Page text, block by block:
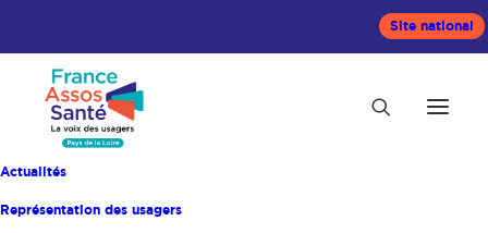
Site national
Actualités
Représentation des usagers